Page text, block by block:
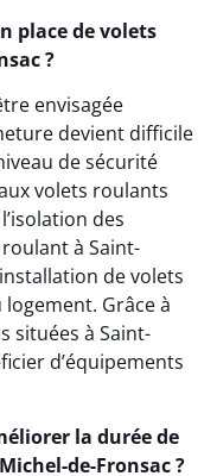
place de volets
?
envisagée
devient difficile
de sécurité
volets roulants
des
à Saint-
de volets
Grâce à
situées à Saint-
d’équipements
la durée de
de-Fronsac ?